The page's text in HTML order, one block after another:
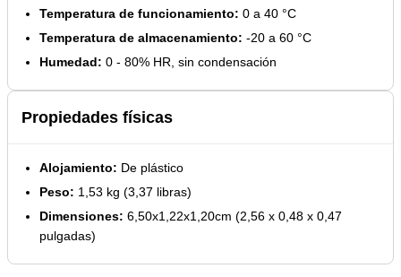
Temperatura de funcionamiento: 0 a 40 °C
Temperatura de almacenamiento: -20 a 60 °C
Humedad: 0 - 80% HR, sin condensación
Propiedades físicas
Alojamiento: De plástico
Peso: 1,53 kg (3,37 libras)
Dimensiones: 6,50x1,22x1,20cm (2,56 x 0,48 x 0,47
pulgadas)